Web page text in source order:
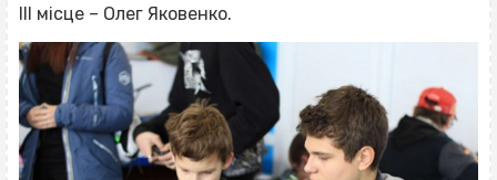
ІІІ місце – Олег Яковенко.